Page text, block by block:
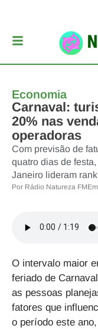
Economia
Carnaval:
20% nas
operadoras
Com previsão de
quatro dias de
Janeiro lideram
Por Rádio Natureza FMEm
O intervalo maior
feriado de
as pessoas
fatores que
o período este